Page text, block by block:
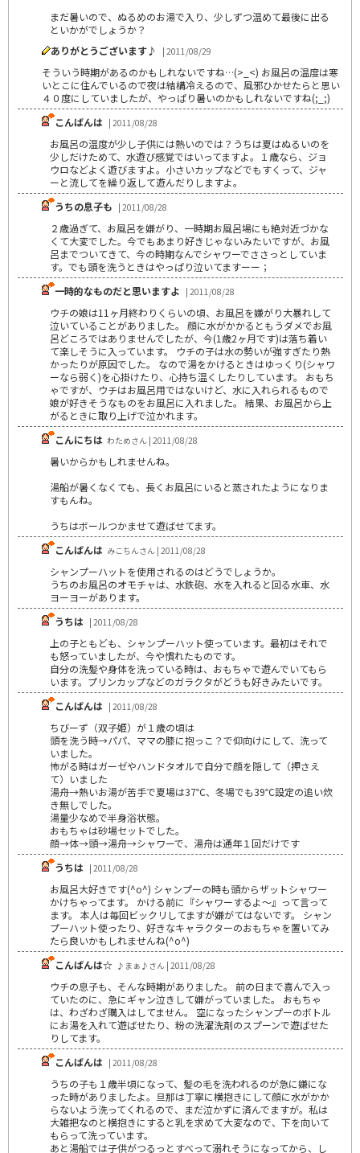
まだ暑いので、ぬるめのお湯で入り、少しずつ温めて最後に出る
といかがでしょうか？
ありがとうございます♪
| 2011/08/29
そういう時期があるのかもしれないですね…(>_<) お風呂の温度は寒
いとこに住んでいるので夜は結構冷えるので、風邪ひかせたらと思い
４０度にしていましたが、やっぱり暑いのかもしれないですね(;_;)
こんばんは | 2011/08/28
お風呂の温度が少し子供には熱いのでは？うちは夏はぬるいのを
少しだけためて、水遊び感覚ではいってますよ。１歳なら、ジョ
ウロなどよく遊びますよ。小さいカップなどでもすくって、ジャ
ーと流してを繰り返して遊んだりしますよ。
うちの息子も | 2011/08/28
２歳過ぎて、お風呂を嫌がり、一時期お風呂場にも絶対近づかな
くて大変でした。今でもあまり好きじゃないみたいですが、お風
呂までついてきて、今の時期なんでシャワーでささっとしていま
す。でも頭を洗うときはやっぱり泣いてますーー；
一時的なものだと思いますよ | 2011/08/28
ウチの娘は11ヶ月終わりくらいの頃、お風呂を嫌がり大暴れして
泣いていることがありました。 顔に水がかかるともうダメでお風
呂どころではありませんでしたが、今(1歳2ヶ月です)は落ち着い
て楽しそうに入っています。 ウチの子は水の勢いが強すぎたり熱
かったりが原因でした。 なので湯をかけるときはゆっくり(シャワ
ーなら弱く)を心掛けたり、心持ち温くしたりしています。 おもち
ゃですが、ウチはお風呂用ではないけど、水に入れられるもので
娘が好きそうなものをお風呂に入れました。 結果、お風呂から上
がるときに取り上げで泣かれます。
こんにちは わためさん | 2011/08/28
暑いからかもしれませんね。
湯船が暑くなくても、長くお風呂にいると蒸されたようになりま
すもんね。
うちはボールつかませて遊ばせてます。
こんばんは みこちんさん | 2011/08/28
シャンプーハットを使用されるのはどうでしょうか。
うちのお風呂のオモチャは、水鉄砲、水を入れると回る水車、水
ヨーヨーがあります。
うちは | 2011/08/28
上の子ともども、シャンプーハット使っています。最初はそれで
も怒っていましたが、今や慣れたものです。
自分の洗髪や身体を洗っている時は、おもちゃで遊んでいてもら
います。プリンカップなどのガラクタがどうも好きみたいです。
こんばんは | 2011/08/28
ちびーず（双子姫）が１歳の頃は
頭を洗う時→パパ、ママの膝に抱っこ？で仰向けにして、洗って
いました。
怖がる時はガーゼやハンドタオルで自分で顔を隠して（押さえ
て）いました
湯舟→熱いお湯が苦手で夏場は37℃、冬場でも39℃設定の追い炊
き無しでした。
湯量少なめで半身浴状態。
おもちゃは砂場セットでした。
顔→体→頭→湯舟→シャワーで、湯舟は通年１回だけです
うちは | 2011/08/28
お風呂大好きです(^o^) シャンプーの時も頭からザットシャワー
かけちゃってます。 かける前に『シャワーするよ～』って言って
ます。 本人は毎回ビックリしてますが嫌がてはないです。 シャン
プーハット使ったり、好きなキャラクターのおもちゃを置いてみ
たら良いかもしれませんね(^o^)
こんばんは☆ ♪まぁ♪さん | 2011/08/28
ウチの息子も、そんな時期がありました。 前の日まで喜んで入っ
ていたのに、急にギャン泣きして嫌がっていました。 おもちゃ
は、わざわざ購入はしてません。 空になったシャンプーのボトル
にお湯を入れて遊ばせたり、粉の洗濯洗剤のスプーンで遊ばせた
りしてます。
こんばんは | 2011/08/28
うちの子も１歳半頃になって、髪の毛を洗われるのが急に嫌にな
った時がありましたよ。旦那は丁寧に横抱きにして顔に水がかか
らないよう洗ってくれるので、まだ泣かずに済んでますが。私は
大雑把なのと横抱きにすると乳を求めて大変なので、下を向いて
もらって洗っています。
あと湯船では子供がつるっとすべって溺れそうになってから、し